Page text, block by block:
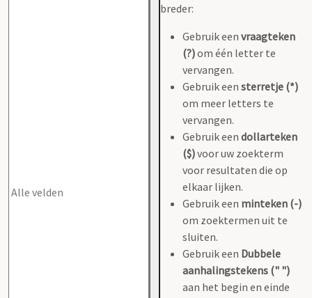
breder:
Gebruik een vraagteken
(?)om één letter te
vervangen.
Gebruik een sterretje (*)
om meer letters te
vervangen.
Gebruik een dollarteken
($)voor uw zoekterm
voor resultaten die op
elkaar lijken.
Gebruik een minteken (-)
om zoektermen uit te
sluiten.
Gebruik een Dubbele
aanhalingstekens (" ")
aan het begin en einde